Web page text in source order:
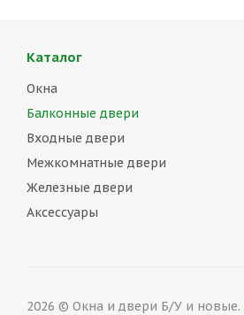
Каталог
Окна
Балконные двери
Входные двери
Межкомнатные двери
Железные двери
Аксессуары
2026 © Окна и двери Б/У и новые.